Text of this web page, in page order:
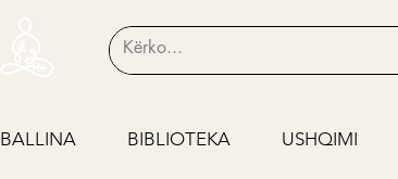
BALLINA BIBLIOTEKA USHQIMI